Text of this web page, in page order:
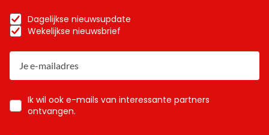
Dagelijkse nieuwsupdate
Wekelijkse nieuwsbrief
Ik wil ook e-mails van interessante partners
ontvangen.